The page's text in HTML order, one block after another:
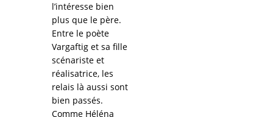
l’intéresse bien
plus que le père.
Entre le poète
Vargaftig et sa fille
scénariste et
réalisatrice, les
relais là aussi sont
bien passés.
Comme Héléna